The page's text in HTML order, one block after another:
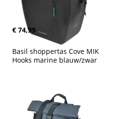
€ 74,99
Basil shoppertas Cove MIK
Hooks marine blauw/zwar